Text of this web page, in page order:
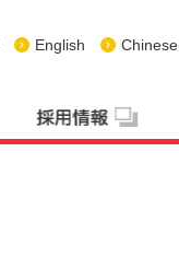
English Chinese